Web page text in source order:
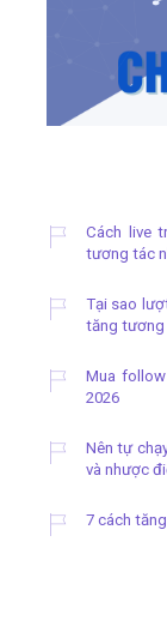
Cách live
tương tác
Tại sao
tăng tương
Mua
2026
Nên tự
và nhược
7 cách